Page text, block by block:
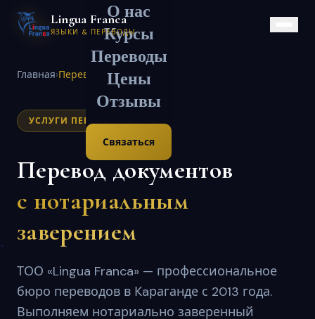
Lingua Franca
ЯЗЫКИ & ПЕРЕВОДЫ
О нас
Курсы
Переводы
Цены
Отзывы
Связаться
Главная›Перевод документов
УСЛУГИ ПЕРЕВОДА
Перевод документов
с нотариальным
заверением
ТОО «Lingua Franca» — профессиональное
бюро переводов в Кaраганде с 2013 года.
Выполняем нотариально заверенный